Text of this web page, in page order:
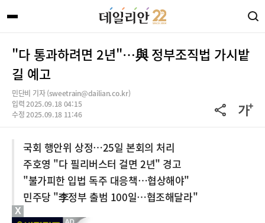
"다 통과하려면 2년"…與 정부조직법 가시밭
길 예고
민단비 기자 (sweetrain@dailian.co.kr)
입력 2025.09.18 04:15
수정 2025.09.18 11:46
국회 행안위 상정…25일 본회의 처리
주호영 "다 필리버스터 걸면 2년" 경고
"불가피한 입법 독주 대응책…협상해야"
민주당 "李정부 출범 100일…협조해달라"
X